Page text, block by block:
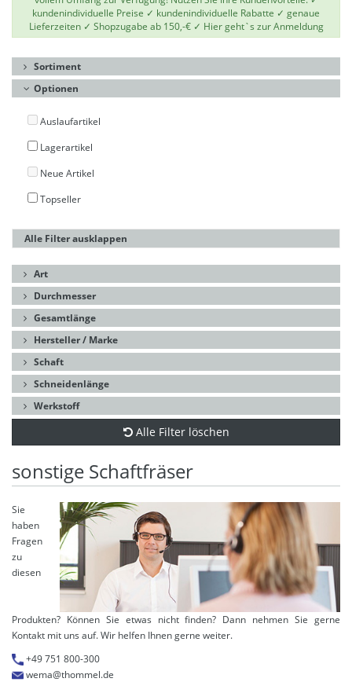
kundenindividuelle Preise ✓ kundenindividuelle Rabatte ✓ genaue
Lieferzeiten ✓ Shopzugabe ab 150,-€ ✓ Hier geht`s zur Anmeldung
Sortiment
Optionen
Auslaufartikel
Lagerartikel
Neue Artikel
Topseller
Alle Filter ausklappen
Art
Durchmesser
Gesamtlänge
Hersteller / Marke
Schaft
Schneidenlänge
Werkstoff
Alle Filter löschen
sonstige Schaftfräser
Sie
haben
Fragen
zu
diesen
Produkten? Können Sie etwas nicht finden? Dann nehmen Sie gerne
Kontakt mit uns auf. Wir helfen Ihnen gerne weiter.
+49 751 800-300
wema@thommel.de